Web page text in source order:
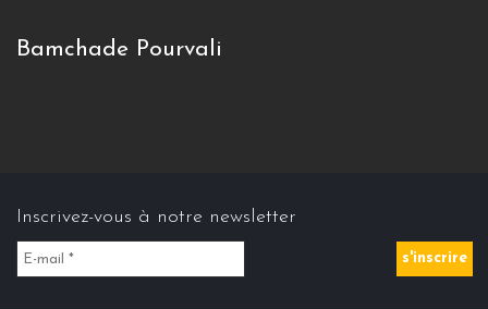
Bamchade Pourvali
Inscrivez-vous à notre newsletter